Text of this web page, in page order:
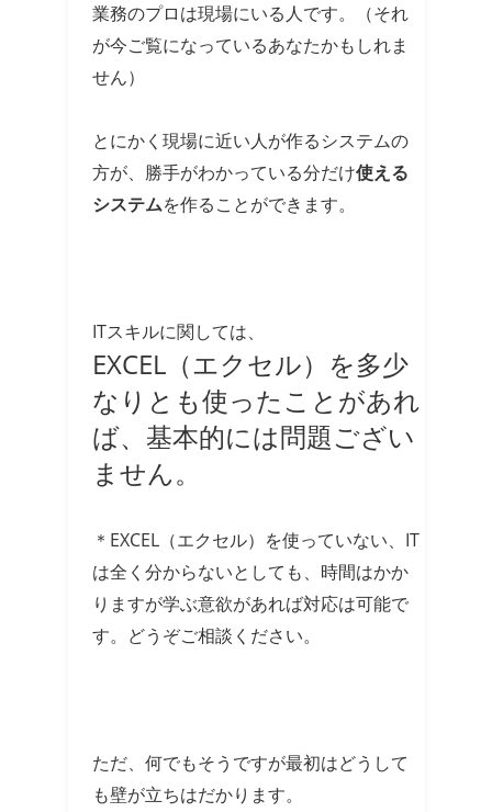
業務のプロは現場にいる人です。（それ
が今ご覧になっているあなたかもしれま
せん）
とにかく現場に近い人が作るシステムの
方が、勝手がわかっている分だけ使える
システムを作ることができます。
ITスキルに関しては、
EXCEL（エクセル）を多少
なりとも使ったことがあれ
ば、基本的には問題ござい
ません。
＊EXCEL（エクセル）を使っていない、IT
は全く分からないとしても、時間はかか
りますが学ぶ意欲があれば対応は可能で
す。どうぞご相談ください。
ただ、何でもそうですが最初はどうして
も壁が立ちはだかります。